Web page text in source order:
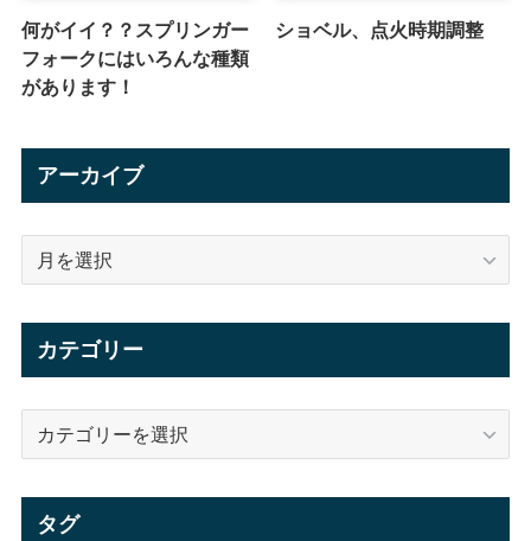
何がイイ？？スプリンガー
フォークにはいろんな種類
があります！
ショベル、点火時期調整
アーカイブ
カテゴリー
タグ